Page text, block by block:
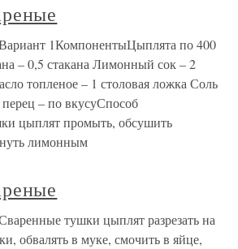
1КомпонентыЦыплята по 400
– 0,5 стакана Лимонный сок – 2
топленое – 1 столовая ложка Соль
– по вкусуСпособ
цыплят промыть, обсушить
лимонным
тушки цыплят разрезать на
обвалять в муке, смочить в яйце,